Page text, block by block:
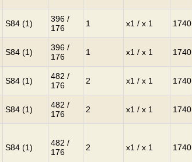
S84 (1)
396 /
176
1 x1 / x 1 1740
S84 (1)
396 /
176
1 x1 / x 1 1740
S84 (1)
482 /
176
2 x1 / x 1 1740
S84 (1)
482 /
176
2 x1 / x 1 1740
S84 (1)
482 /
176
2 x1 / x 1 1740